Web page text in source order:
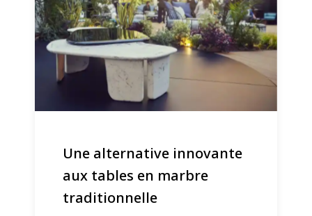
Une alternative innovante
aux tables en marbre
traditionnelle